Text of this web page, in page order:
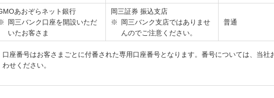
あおぞらネット銀行
岡三バンク口座を開設いただ
いたお客さま
岡三証券 振込支店
岡三バンク支店ではありませ
んのでご注意ください。
普通
口座番号はお客さまごとに付番された専用口座番号となります。番号については、当社
わせください。